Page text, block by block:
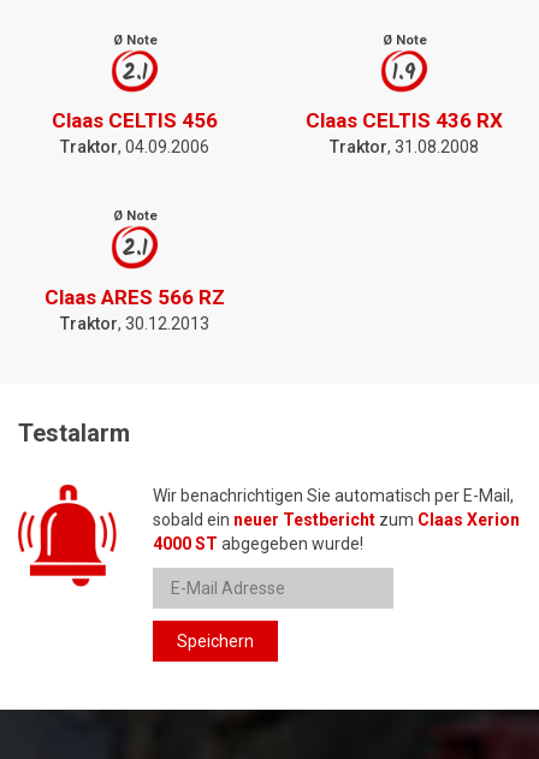
Ø Note
2.1
Claas CELTIS 456
Traktor, 04.09.2006
Ø Note
1.9
Claas CELTIS 436 RX
Traktor, 31.08.2008
Ø Note
2.1
Claas ARES 566 RZ
Traktor, 30.12.2013
Testalarm
Wir benachrichtigen Sie automatisch per E-Mail,
sobald ein neuer Testbericht zum Claas Xerion
4000 ST abgegeben wurde!
Speichern